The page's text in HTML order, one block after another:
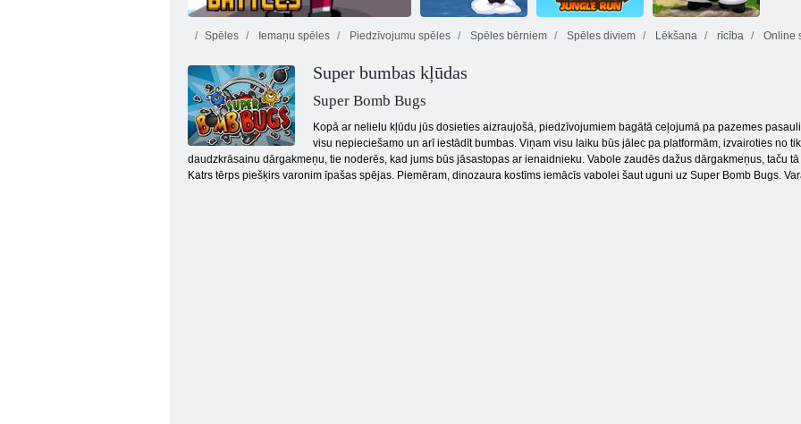
Ziemassvētku jumta cīņas
Penguin izlaist
Spēles Iemaņu spēles Piedzīvojumu spēles Spēles bērniem Spēles diviem Lēkšana rīcība Online
Super bumbas kļūdas
Super Bomb Bugs
Kopā ar nelielu kļūdu jūs dosieties aizraujošā, piedzīvojumiem bagātā ceļojumā pa pazemes
visu nepieciešamo un arī iestādīt bumbas. Viņam visu laiku būs jālec pa platformām, izvairoties no
daudzkrāsainu dārgakmeņu, tie noderēs, kad jums būs jāsastopas ar ienaidnieku. Vabole zaudēs dažus dārgakmeņus, taču
Katrs tērps piešķirs varonim īpašas spējas. Piemēram, dinozaura kostīms iemācīs vabolei šaut uguni uz Super Bomb Bugs.